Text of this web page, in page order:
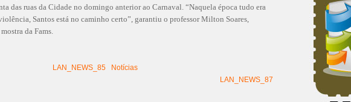
das ruas da Cidade no domingo anterior ao Carnaval. “Naquela época tudo era
Santos está no caminho certo”, garantiu o professor Milton Soares,
da Fams.
LAN_NEWS_85
Notícias
LAN_NEWS_87